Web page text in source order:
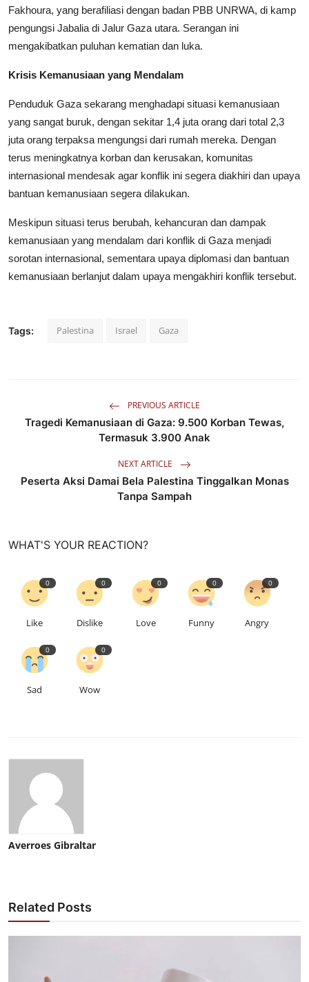
Fakhoura, yang berafiliasi dengan badan PBB UNRWA, di kamp
pengungsi Jabalia di Jalur Gaza utara. Serangan ini
mengakibatkan puluhan kematian dan luka.
Krisis Kemanusiaan yang Mendalam
Penduduk Gaza sekarang menghadapi situasi kemanusiaan
yang sangat buruk, dengan sekitar 1,4 juta orang dari total 2,3
juta orang terpaksa mengungsi dari rumah mereka. Dengan
terus meningkatnya korban dan kerusakan, komunitas
internasional mendesak agar konflik ini segera diakhiri dan upaya
bantuan kemanusiaan segera dilakukan.
Meskipun situasi terus berubah, kehancuran dan dampak
kemanusiaan yang mendalam dari konflik di Gaza menjadi
sorotan internasional, sementara upaya diplomasi dan bantuan
kemanusiaan berlanjut dalam upaya mengakhiri konflik tersebut.
Tags: Palestina Israel Gaza
PREVIOUS ARTICLE
Tragedi Kemanusiaan di Gaza: 9.500 Korban Tewas,
Termasuk 3.900 Anak
NEXT ARTICLE
Peserta Aksi Damai Bela Palestina Tinggalkan Monas
Tanpa Sampah
WHAT'S YOUR REACTION?
0
Like
0
Dislike
0
Love
0
Funny
0
Angry
0
Sad
0
Wow
Averroes Gibraltar
Related Posts